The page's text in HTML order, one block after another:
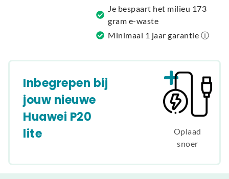
Je bespaart het milieu 173
gram e-waste
Minimaal 1 jaar garantie ⓘ
Inbegrepen bij
jouw nieuwe
Huawei P20
lite
Oplaad
snoer